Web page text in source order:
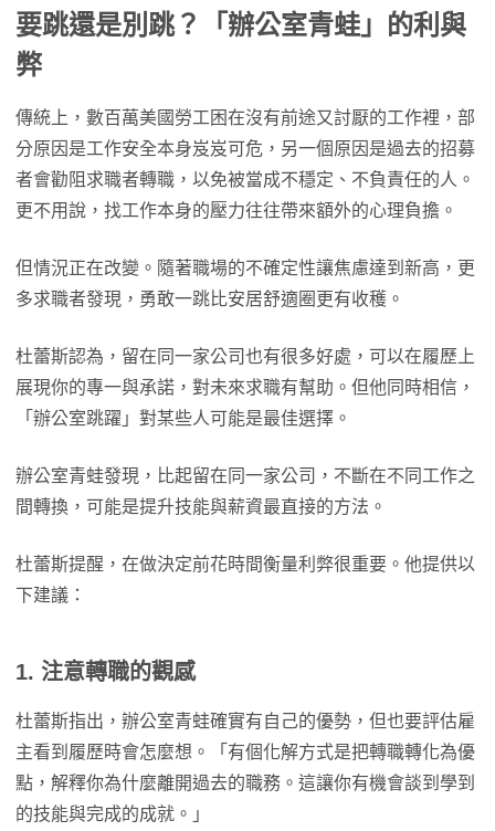
要跳還是別跳？「辦公室青蛙」的利與
弊
傳統上，數百萬美國勞工困在沒有前途又討厭的工作裡，部
分原因是工作安全本身岌岌可危，另一個原因是過去的招募
者會勸阻求職者轉職，以免被當成不穩定、不負責任的人。
更不用說，找工作本身的壓力往往帶來額外的心理負擔。
但情況正在改變。隨著職場的不確定性讓焦慮達到新高，更
多求職者發現，勇敢一跳比安居舒適圈更有收穫。
杜蕾斯認為，留在同一家公司也有很多好處，可以在履歷上
展現你的專一與承諾，對未來求職有幫助。但他同時相信，
「辦公室跳躍」對某些人可能是最佳選擇。
辦公室青蛙發現，比起留在同一家公司，不斷在不同工作之
間轉換，可能是提升技能與薪資最直接的方法。
杜蕾斯提醒，在做決定前花時間衡量利弊很重要。他提供以
下建議：
1. 注意轉職的觀感
杜蕾斯指出，辦公室青蛙確實有自己的優勢，但也要評估雇
主看到履歷時會怎麼想。「有個化解方式是把轉職轉化為優
點，解釋你為什麼離開過去的職務。這讓你有機會談到學到
的技能與完成的成就。」